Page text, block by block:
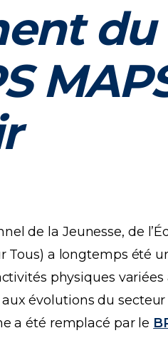
du
de la Jeunesse, de
Tous) a longtemps été
physiques variées
évolutions du
a été remplacé par le